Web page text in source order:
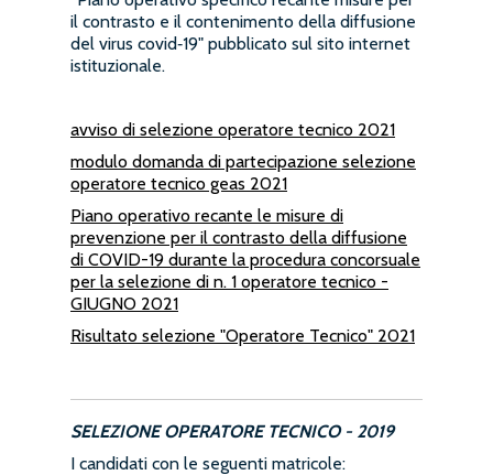
il contrasto e il contenimento della diffusione
del virus covid‐19" pubblicato sul sito internet
istituzionale.
avviso di selezione operatore tecnico 2021
modulo domanda di partecipazione selezione
operatore tecnico geas 2021
Piano operativo recante le misure di
prevenzione per il contrasto della diffusione
di COVID-19 durante la procedura concorsuale
per la selezione di n. 1 operatore tecnico -
GIUGNO 2021
Risultato selezione "Operatore Tecnico" 2021
SELEZIONE OPERATORE TECNICO - 2019
I candidati con le seguenti matricole: